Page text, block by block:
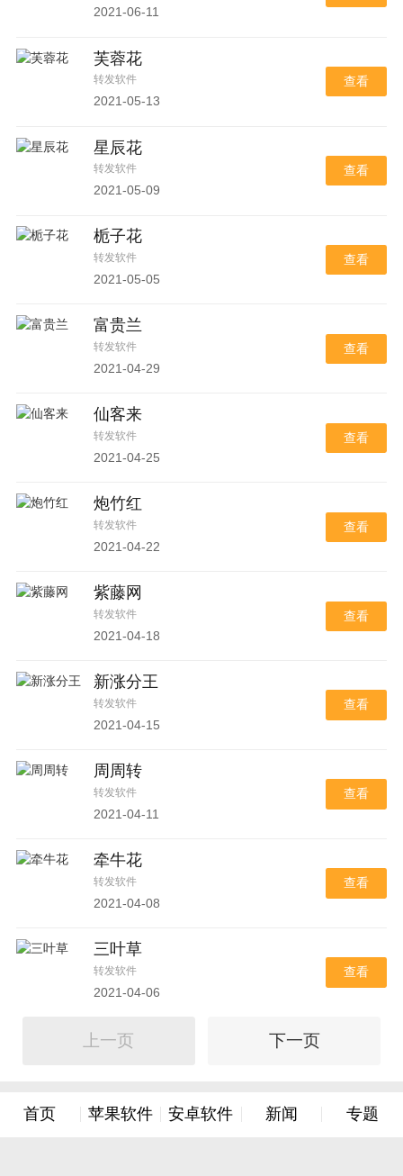
2021-06-11
芙蓉花
转发软件
2021-05-13
查看
星辰花
转发软件
2021-05-09
查看
栀子花
转发软件
2021-05-05
查看
富贵兰
转发软件
2021-04-29
查看
仙客来
转发软件
2021-04-25
查看
炮竹红
转发软件
2021-04-22
查看
紫藤网
转发软件
2021-04-18
查看
新涨分王
转发软件
2021-04-15
查看
周周转
转发软件
2021-04-11
查看
牵牛花
转发软件
2021-04-08
查看
三叶草
转发软件
2021-04-06
查看
上一页 下一页
首页 苹果软件 安卓软件 新闻 专题